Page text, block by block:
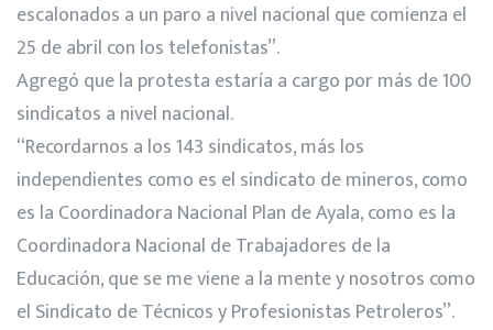
escalonados a un paro a nivel nacional que comienza el
25 de abril con los telefonistas”.
Agregó que la protesta estaría a cargo por más de 100
sindicatos a nivel nacional.
“Recordarnos a los 143 sindicatos, más los
independientes como es el sindicato de mineros, como
es la Coordinadora Nacional Plan de Ayala, como es la
Coordinadora Nacional de Trabajadores de la
Educación, que se me viene a la mente y nosotros como
el Sindicato de Técnicos y Profesionistas Petroleros”.